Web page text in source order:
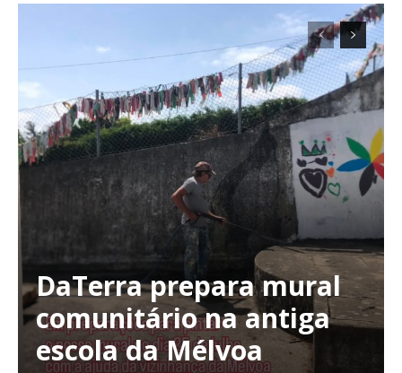
Planos de Assinatura
Faça-se assinante do Região de Cister e ajude-nos a manter este serviço
público!
DaTerra prepara mural
comunitário na antiga
escola da Mélvoa